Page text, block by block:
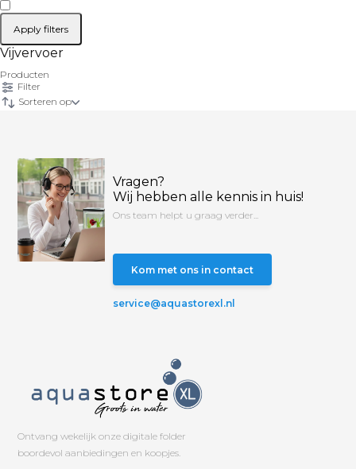
Apply filters
Vijvervoer
Producten
Filter
Sorteren op
Vragen?
Wij hebben alle kennis in huis!
Ons team helpt u graag verder...
Kom met ons in contact
service@aquastorexl.nl
Ontvang wekelijk onze digitale folder
boordevol aanbiedingen en koopjes.